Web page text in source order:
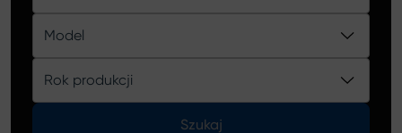
Katalog
Model
Rok produkcji
Szukaj